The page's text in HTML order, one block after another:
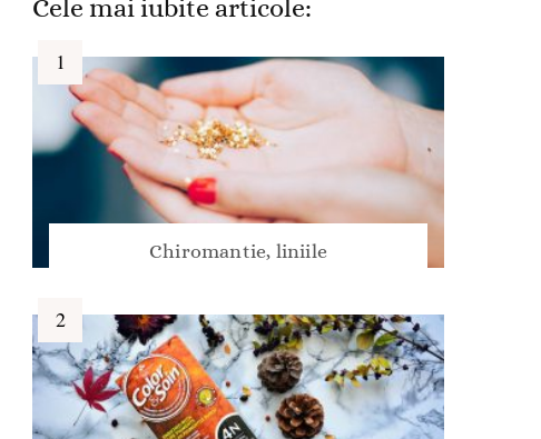
Cele mai iubite articole:
Chiromantie, liniile